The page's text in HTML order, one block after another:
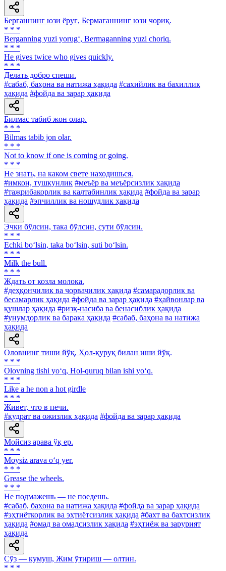
Берганнинг юзи ёруғ, Бермаганнинг юзи чориқ.
* * *
Berganning yuzi yorug‘, Bermaganning yuzi choriq.
* * *
He gives twice who gives quickly.
* * *
Делать добро спеши.
#сабаб, баҳона ва натижа ҳақида #сахийлик ва бахиллик
ҳақида #фойда ва зарар ҳақида
Билмас табиб жон олар.
* * *
Bilmas tabib jon olar.
* * *
Not to know if one is coming or going.
* * *
He знать, на каком свете находишься.
#имкон, тушкунлик #меъёр ва меъёрсизлик ҳақида
#тажрибакорлик ва калтабинлик ҳақида #фойда ва зарар
ҳақида #эпчиллик ва ношудлик ҳақида
Эчки бўлсин, така бўлсин, сути бўлсин.
* * *
Echki bo‘lsin, taka bo‘lsin, suti bo‘lsin.
* * *
Milk the bull.
* * *
Ждать от козла молока.
#деҳқончилик ва чорвачилик ҳақида #самарадорлик ва
бесамарлик ҳақида #фойда ва зарар ҳақида #ҳайвонлар ва
қушлар ҳақида #ризқ-насиба ва бенасиблик ҳақида
#унумдорлик ва барака ҳақида #сабаб, баҳона ва натижа
ҳақида
Оловнинг тиши йўқ, Ҳол-қуруқ билан иши йўқ.
* * *
Olovning tishi yo‘q, Hol-quruq bilan ishi yo‘q.
* * *
Like a he non a hot girdle
* * *
Живет, что в печи.
#қудрат ва ожизлик ҳақида #фойда ва зарар ҳақида
Мойсиз арава ўқ ер.
* * *
Moysiz arava o‘q yer.
* * *
Grease the wheels.
* * *
He подмажешь — не поедешь.
#сабаб, баҳона ва натижа ҳақида #фойда ва зарар ҳақида
#эҳтиёткорлик ва эҳтиётсизлик ҳақида #бахт ва бахтсизлик
ҳақида #омад ва омадсизлик ҳақида #эҳтиёж ва зарурият
ҳақида
Сўз — кумуш, Жим ўтириш — олтин.
* * *